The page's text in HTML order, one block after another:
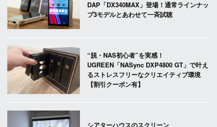
DAP「DX340MAX」登場！通常ラインナッ
プ3モデルとあわせて一斉試聴
“脱・NAS初心者”を実感！
UGREEN「NASync DXP4800 GT」で叶え
るストレスフリーなクリエイティブ環境
【割引クーポン有】
シアターハウスのスクリーン